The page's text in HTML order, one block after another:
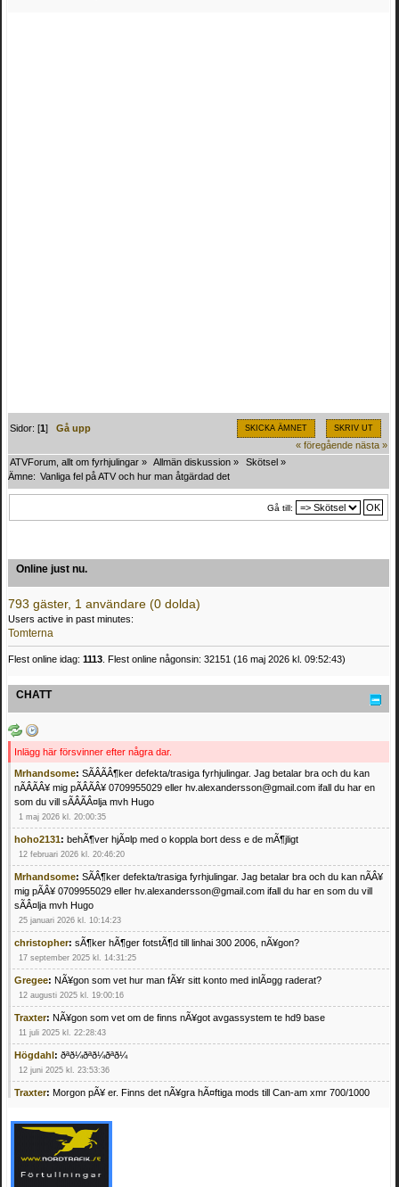
SKICKA ÄMNET SKRIV UT
Sidor: [1]Gå upp
« föregående nästa »
ATVForum, allt om fyrhjulingar » Allmän diskussion » Skötsel»
Ämne: Vanliga fel på ATV och hur man åtgärdad det
Gå till:
Online just nu.
793 gäster, 1 användare (0 dolda)
Users active in past minutes:
Tomterna
Flest online idag: 1113 . Flest online någonsin: 32151 (16 maj 2026 kl. 09:52:43)
CHATT
Inlägg här försvinner efter några dar.
Mrhandsome: SÃÂÃÂ¶ker defekta/trasiga fyrhjulingar. Jag betalar bra och du kan
nÃÂÃÂ¥ mig pÃÂÃÂ¥ 0709955029 eller hv.alexandersson@gmail.com ifall du har en
som du vill sÃÂÃÂ¤lja mvh Hugo
1 maj 2026 kl. 20:00:35
hoho2131: behÃ¶ver hjÃ¤lp med o koppla bort dess e de mÃ¶jligt
12 februari 2026 kl. 20:46:20
Mrhandsome: SÃÂ¶ker defekta/trasiga fyrhjulingar. Jag betalar bra och du kan nÃÂ¥
mig pÃÂ¥ 0709955029 eller hv.alexandersson@gmail.com ifall du har en som du vill
sÃÂ¤lja mvh Hugo
25 januari 2026 kl. 10:14:23
christopher: sÃ¶ker hÃ¶ger fotstÃ¶d till linhai 300 2006, nÃ¥gon?
17 september 2025 kl. 14:31:25
Gregee: NÃ¥gon som vet hur man fÃ¥r sitt konto med inlÃ¤gg raderat?
12 augusti 2025 kl. 19:00:16
Traxter: NÃ¥gon som vet om de finns nÃ¥got avgassystem te hd9 base
11 juli 2025 kl. 22:28:43
Högdahl: ðªð¼ðªð¼ðªð¼
12 juni 2025 kl. 23:53:36
Traxter: Morgon pÃ¥ er. Finns det nÃ¥gra hÃ¤ftiga mods till Can-am xmr 700/1000
Mrhandsome:SÃ¶ker defekta/trasiga fyrhjulingar. Jag betalar bra och du kan nÃ¥ mig
pÃ¥ 0709955029 eller hv.alexandersson@gmail.com ifall du har en som du vill sÃ¤lja
mvh Hugo
21 februari 2025 kl. 09:25:52